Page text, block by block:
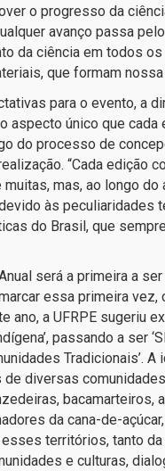
o progresso da
avanço passa pelo
da ciência em todos
que formam nossa
para o evento, a
aspecto único que cada
do processo de
“Cada edição
muitas, mas, ao longo do
às peculiaridades
do Brasil, que
será a primeira a
essa primeira vez,
ano, a UFRPE sugeriu
passando a ser
Tradicionais’. A
diversas
bacamarteiros,
da cana-de-
territórios, tanto da
e culturas,